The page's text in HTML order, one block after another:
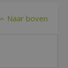
Naar boven